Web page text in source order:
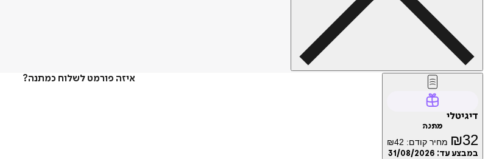
איזה פורמט לשלוח כמתנה?
דיגיטלי
מתנה
₪32 מחיר קודם: ₪42
במבצע עד: 31/08/2026